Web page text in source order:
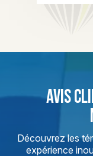
AVIS
Découvrez les
expérience